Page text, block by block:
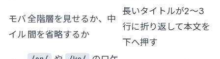
モバ
イル
全階層を見せるか、中
間を省略するか
長いタイトルが2〜3
行に折り返して本文を
下へ押す